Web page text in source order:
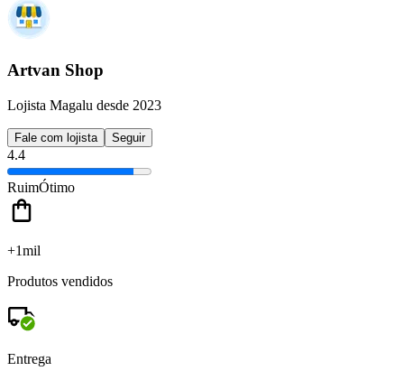
Artvan Shop
Lojista Magalu desde 2023
Fale com lojista Seguir
4.4
RuimÓtimo
+1mil
Produtos vendidos
Entrega